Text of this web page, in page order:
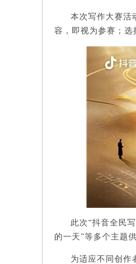
本次写作大赛活
容，即视为参赛；
此次“抖音全民
的一天”等多个主题
为适应不同创作